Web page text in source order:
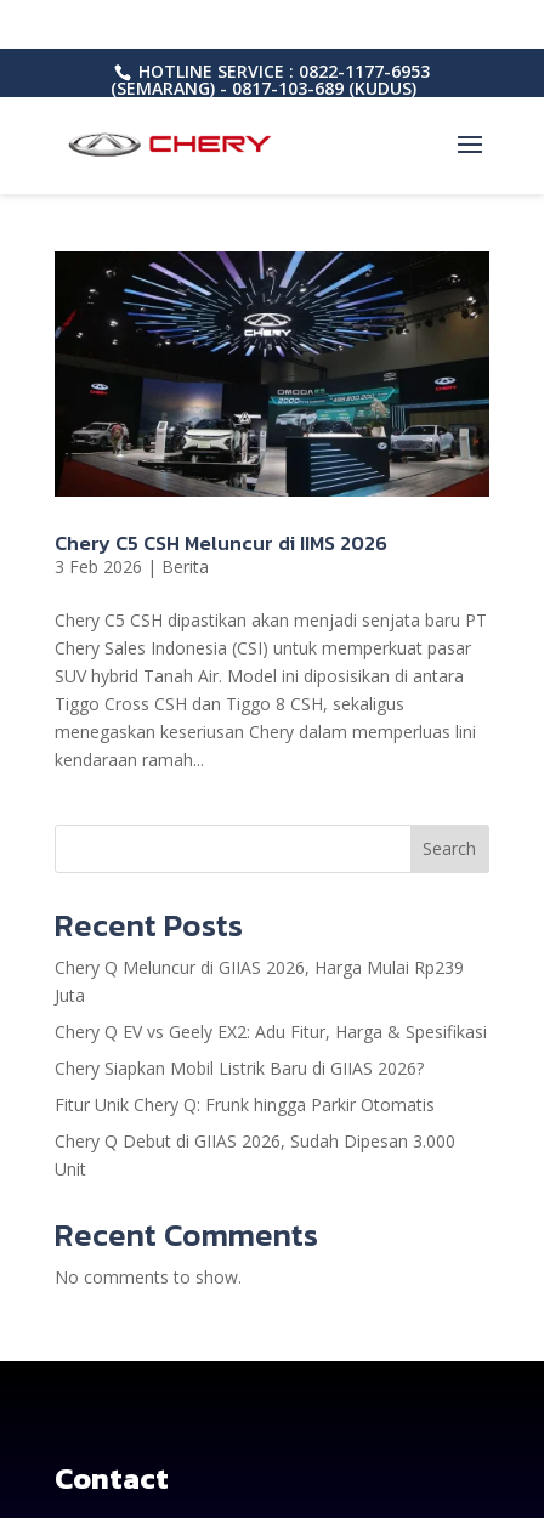
HOTLINE SERVICE : 0822-1177-6953
(SEMARANG) - 0817-103-689 (KUDUS)
Chery C5 CSH Meluncur di IIMS 2026
3 Feb 2026 | Berita
Chery C5 CSH dipastikan akan menjadi senjata baru PT
Chery Sales Indonesia (CSI) untuk memperkuat pasar
SUV hybrid Tanah Air. Model ini diposisikan di antara
Tiggo Cross CSH dan Tiggo 8 CSH, sekaligus
menegaskan keseriusan Chery dalam memperluas lini
kendaraan ramah...
Search
Recent Posts
Chery Q Meluncur di GIIAS 2026, Harga Mulai Rp239
Juta
Chery Q EV vs Geely EX2: Adu Fitur, Harga & Spesifikasi
Chery Siapkan Mobil Listrik Baru di GIIAS 2026?
Fitur Unik Chery Q: Frunk hingga Parkir Otomatis
Chery Q Debut di GIIAS 2026, Sudah Dipesan 3.000
Unit
Recent Comments
No comments to show.
Contact